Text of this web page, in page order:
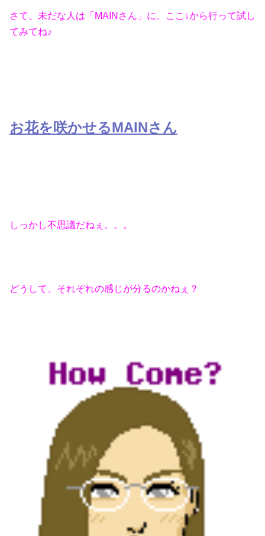
さて、未だな人は「MAINさん」に、ここ↓から行って試し
てみてね♪
お花を咲かせるMAINさん
しっかし不思議だねぇ。。。
どうして、それぞれの感じが分るのかねぇ？